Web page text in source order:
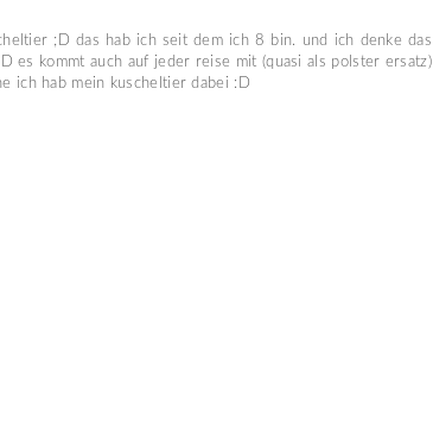
;D das hab ich seit dem ich 8 bin. und ich denke das
es kommt auch auf jeder reise mit (quasi als polster ersatz)
ich hab mein kuscheltier dabei :D